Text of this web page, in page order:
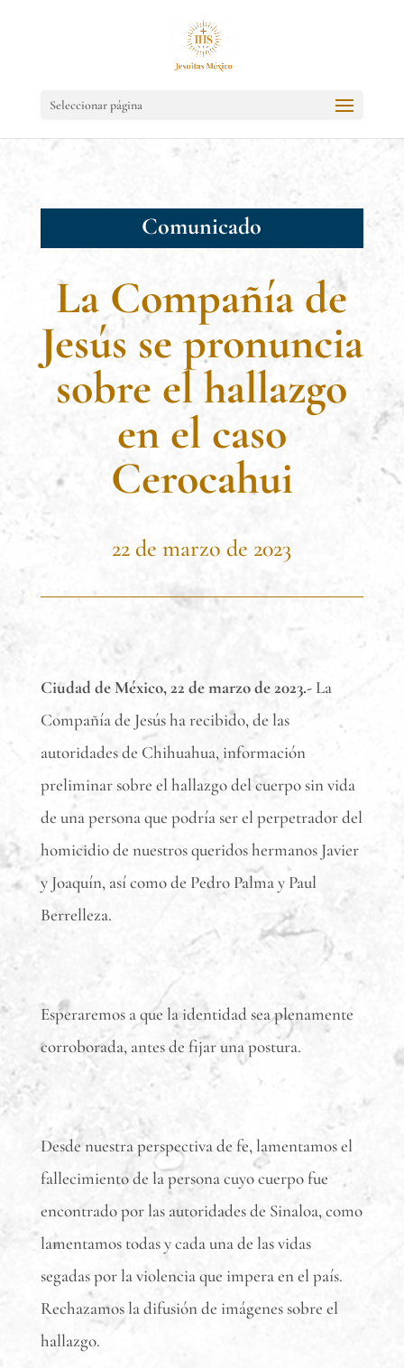
Seleccionar página
Comunicado
La Compañía de
Jesús se pronuncia
sobre el hallazgo
en el caso
Cerocahui
22 de marzo de 2023
Ciudad de México, 22 de marzo de 2023.-La
Compañía de Jesús ha recibido, de las
autoridades de Chihuahua, información
preliminar sobre el hallazgo del cuerpo sin vida
de una persona que podría ser el perpetrador del
homicidio de nuestros queridos hermanos Javier
y Joaquín, así como de Pedro Palma y Paul
Berrelleza.
Esperaremos a que la identidad sea plenamente
corroborada, antes de fijar una postura.
Desde nuestra perspectiva de fe, lamentamos el
fallecimiento de la persona cuyo cuerpo fue
encontrado por las autoridades de Sinaloa, como
lamentamos todas y cada una de las vidas
segadas por la violencia que impera en el país.
Rechazamos la difusión de imágenes sobre el
hallazgo.